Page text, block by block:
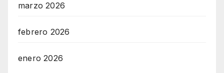
marzo 2026
febrero 2026
enero 2026